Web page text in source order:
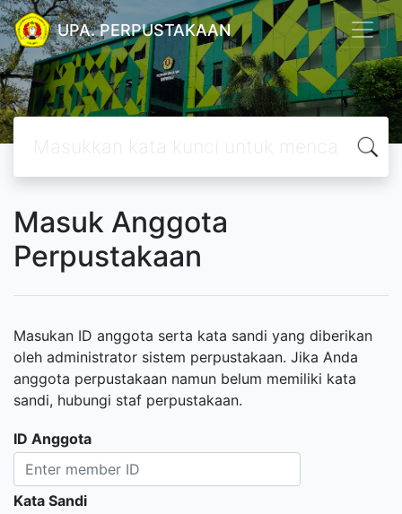
UPA. PERPUSTAKAAN
Masuk Anggota
Perpustakaan
Masukan ID anggota serta kata sandi yang diberikan
oleh administrator sistem perpustakaan. Jika Anda
anggota perpustakaan namun belum memiliki kata
sandi, hubungi staf perpustakaan.
ID Anggota
Kata Sandi